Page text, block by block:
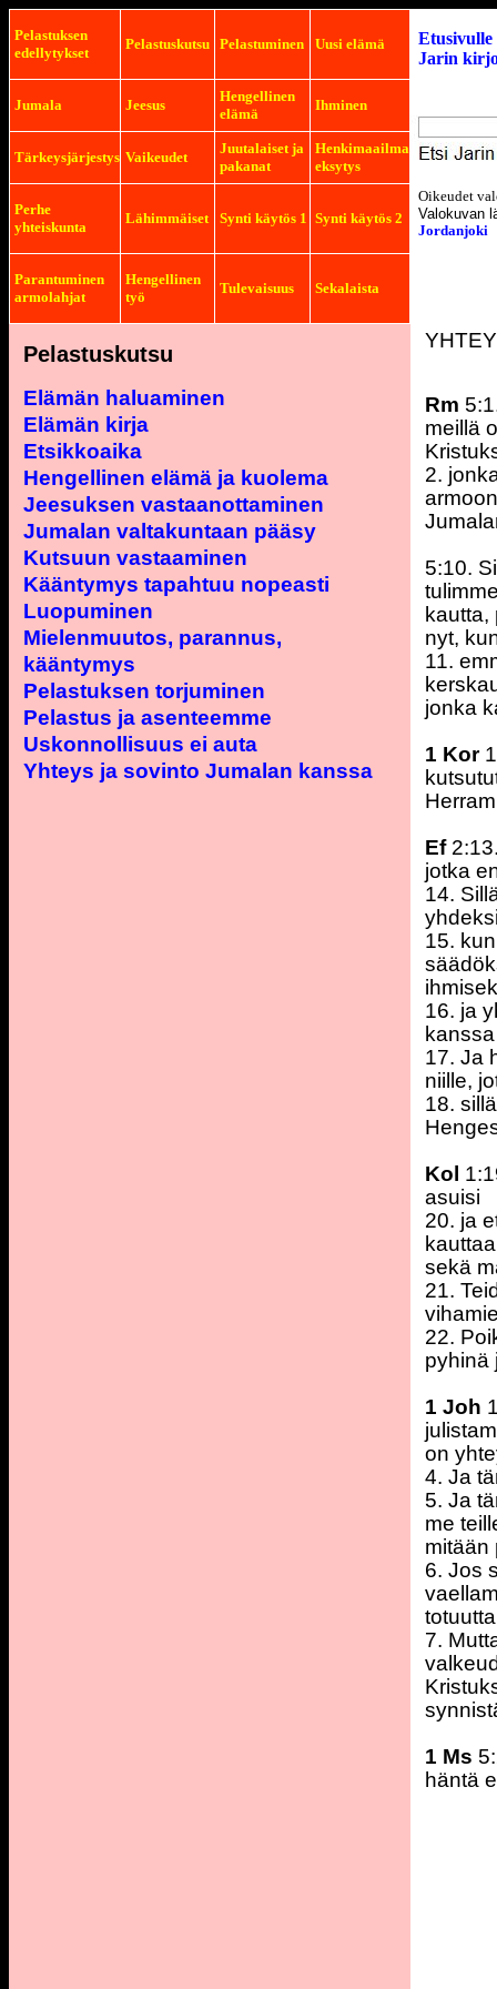
Pelastuksen
edellytykset
Pelastuskutsu Pelastuminen Uusi elämä
Jumala Jeesus
Hengellinen
elämä
Ihminen
Tärkeysjärjestys Vaikeudet
Juutalaiset ja
pakanat
Henkimaailma
eksytys
Perhe
yhteiskunta
Lähimmäiset Synti käytös 1 Synti käytös 2
Parantuminen
armolahjat
Hengellinen
työ
Tulevaisuus Sekalaista
Pelastuskutsu
Elämän haluaminen
Elämän kirja
Etsikkoaika
Hengellinen elämä ja kuolema
Jeesuksen vastaanottaminen
Jumalan valtakuntaan pääsy
Kutsuun vastaaminen
Kääntymys tapahtuu nopeasti
Luopuminen
Mielenmuutos, parannus,
kääntymys
Pelastuksen torjuminen
Pelastus ja asenteemme
Uskonnollisuus ei auta
Yhteys ja sovinto Jumalan kanssa
Etusivulle
Jarin
Oikeudet
Valokuvan
Jordanjoki
Rm
meillä
2.
5:10.
nyt,
11.
jonka
1 Kor
Ef
jotka
14.
15.
16. ja
17. Ja
niille,
18.
Kol
asuisi
20. ja
sekä
21.
22.
pyhinä
1 Joh
on
4. Ja
5. Ja
me
mitään
6. Jos
7.
1 Ms
häntä